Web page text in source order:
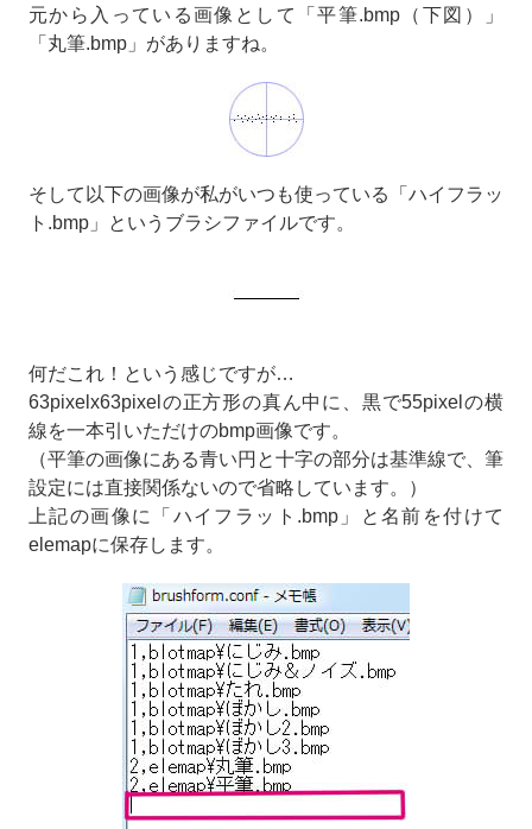
元から入っている画像として「平筆.bmp（下図）」
「丸筆.bmp」がありますね。
そして以下の画像が私がいつも使っている「ハイフラッ
ト.bmp」というブラシファイルです。
何だこれ！という感じですが…
63pixelx63pixelの正方形の真ん中に、黒で55pixelの横
線を一本引いただけのbmp画像です。
（平筆の画像にある青い円と十字の部分は基準線で、筆
設定には直接関係ないので省略しています。）
上記の画像に「ハイフラット.bmp」と名前を付けて
elemapに保存します。